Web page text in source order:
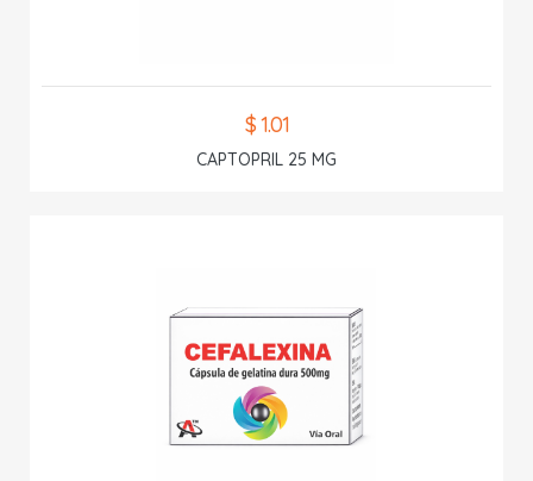
$ 1.01
CAPTOPRIL 25 MG